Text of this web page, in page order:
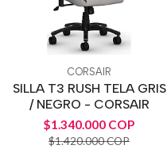
CORSAIR
SILLA T3 RUSH TELA GRIS
/ NEGRO - CORSAIR
$1.340.000 COP
$1.420.000 COP